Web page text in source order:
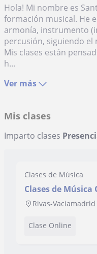
Hola! Mi nombre es
formación musical. He
armonía, instrumento
percusión, siguiendo
Mis clases están
h...
Ver más
Mis clases
Imparto clases
Clases de Música
Clases de
Rivas-Vaciamadrid
Clase Online